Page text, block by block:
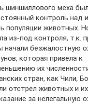
шиншиллового меха
контроль над
популяции животных.
из-под контроля, т.к.
начали безжалостную
которая привела к
их
стран, как Чили,
отстрел животных и
за нелегальную